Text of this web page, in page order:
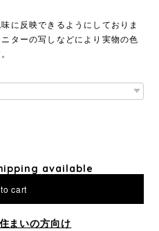
に反映できるようにしておりま
ターの写しなどにより実物の色
available
cart
まいの方向け